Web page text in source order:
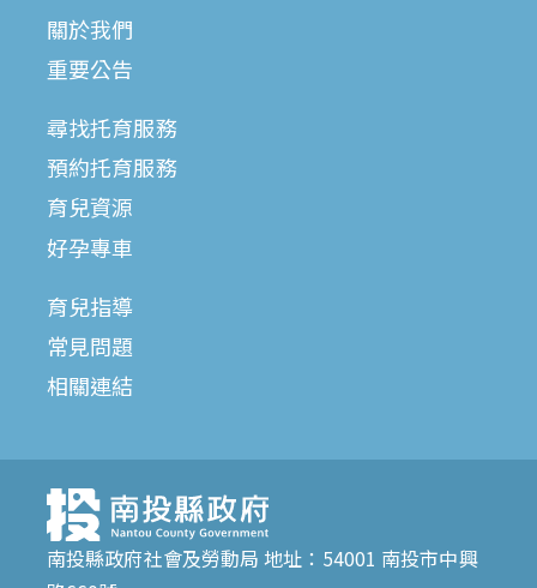
關於我們
重要公告
尋找托育服務
預約托育服務
育兒資源
好孕專車
育兒指導
常見問題
相關連結
南投縣政府社會及勞動局 地址：54001 南投市中興